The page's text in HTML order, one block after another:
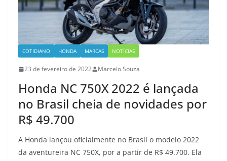
COTIDIANO HONDA MARCAS NOTÍCIAS
23 de fevereiro de 2022 Marcelo Souza
Honda NC 750X 2022 é lançada
no Brasil cheia de novidades por
R$ 49.700
A Honda lançou oficialmente no Brasil o modelo 2022
da aventureira NC 750X, por a partir de R$ 49.700. Ela